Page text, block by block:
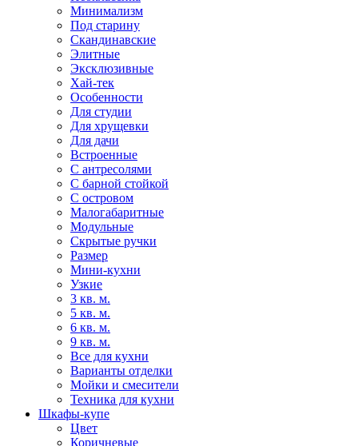
Минимализм
Под старину
Скандинавские
Элитные
Эксклюзивные
Хай-тек
Особенности
Для студии
Для хрущевки
Для дачи
Встроенные
С антресолями
С барной стойкой
С островом
Малогабаритные
Модульные
Скрытые ручки
Размер
Мини-кухни
Узкие
3 кв. м.
5 кв. м.
6 кв. м.
9 кв. м.
Все для кухни
Варианты отделки
Мойки и смесители
Техника для кухни
Шкафы-купе
Цвет
Коричневые